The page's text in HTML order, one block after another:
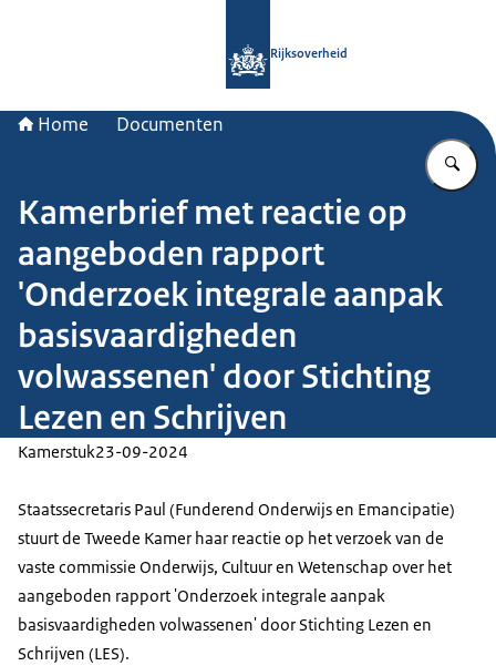
Rijksoverheid
Home Documenten
Kamerbrief met reactie op
aangeboden rapport
'Onderzoek integrale aanpak
basisvaardigheden
volwassenen' door Stichting
Lezen en Schrijven
Kamerstuk23-09-2024
Staatssecretaris Paul (Funderend Onderwijs en Emancipatie)
stuurt de Tweede Kamer haar reactie op het verzoek van de
vaste commissie Onderwijs, Cultuur en Wetenschap over het
aangeboden rapport 'Onderzoek integrale aanpak
basisvaardigheden volwassenen' door Stichting Lezen en
Schrijven (LES).